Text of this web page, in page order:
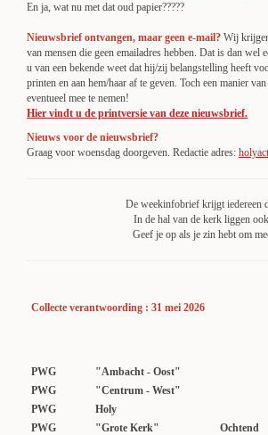
En ja, wat nu met dat oud papier?????
Nieuwsbrief ontvangen, maar geen e-mail? Wij
van mensen die geen emailadres hebben. Dat is dan wel
u van een bekende weet dat hij/zij belangstelling heeft
printen en aan hem/haar af te geven. Toch een manier
eventueel mee te nemen!
Hier vindt u de printversie van deze nieuwsbrief.
Nieuws voor de nieuwsbrief?
Graag voor woensdag doorgeven. Redactie adres:
De weekinfobrief krijgt iedereen
In de hal van de kerk liggen
Geef je op als je zin hebt om
Collecte verantwoording : 31 mei 2026
PWG
"Ambacht - Oost"
PWG
"Centrum - West"
PWG
Holy
PWG
"Grote Kerk" Ochtend